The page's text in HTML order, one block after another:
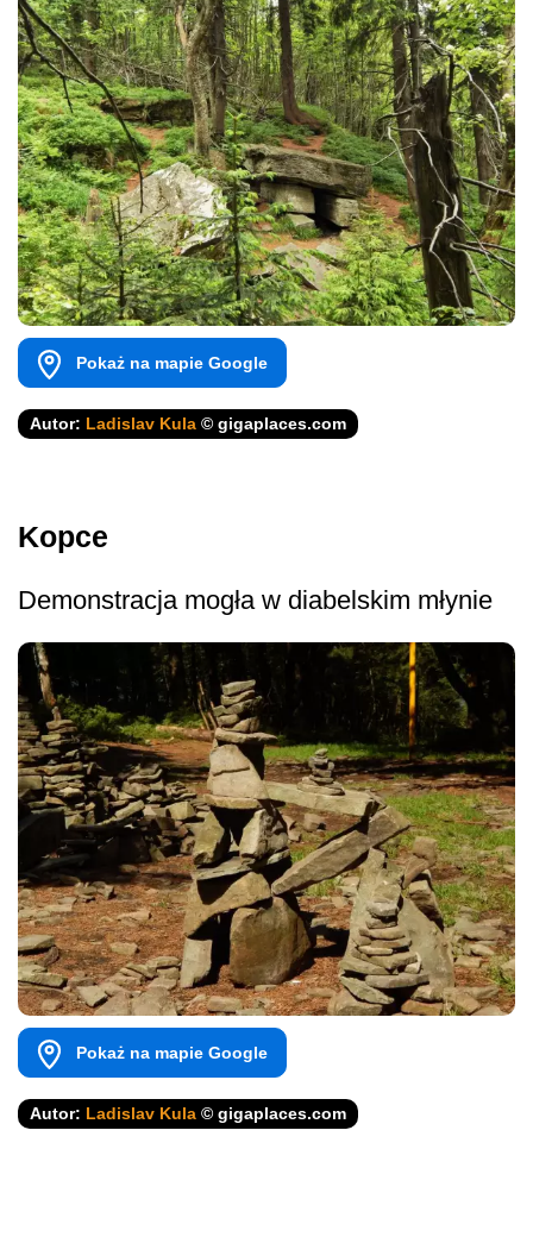
Pokaż na mapie Google
Autor: Ladislav Kula © gigaplaces.com
Kopce
Demonstracja mogła w diabelskim młynie
Pokaż na mapie Google
Autor: Ladislav Kula © gigaplaces.com